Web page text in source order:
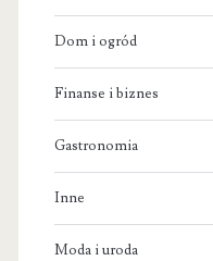
Dom i ogród
Finanse i biznes
Gastronomia
Inne
Moda i uroda